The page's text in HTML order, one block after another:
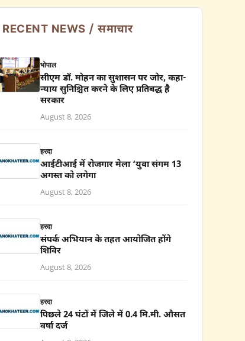
RECENT NEWS / समाचार
भोपाल
सीएम डॉ. मोहन का सुशासन पर जोर, कहा-
न्याय सुनिश्चित करने के लिए प्रतिबद्ध है
सरकार
August 8, 2026
हरदा
आईटीआई में रोजगार मेला ‘युवा संगम 13
अगस्त को लगेगा
August 8, 2026
हरदा
संपर्क अभियान के तहत आयोजित होंगे
शिविर
August 8, 2026
हरदा
पिछले 24 घंटों में जिले में 0.4 मि.मी. औसत
वर्षा दर्ज